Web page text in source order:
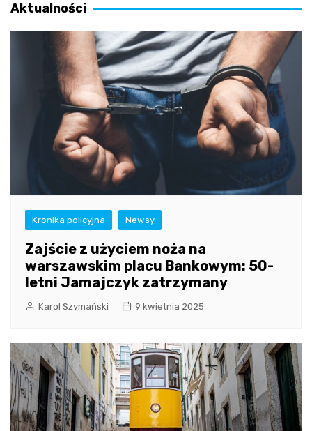
Aktualności
Kronika policyjna Newsy
Zajście z użyciem noża na
warszawskim placu Bankowym: 50-
letni Jamajczyk zatrzymany
Karol Szymański 9 kwietnia 2025